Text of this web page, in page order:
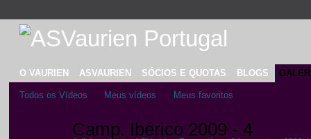
O VAURIEN ASVAURIEN SÓCIOS E QUOTAS BLOGS
Todos os Vídeos Meus vídeos Meus favoritos
Camp. Ibérico 2009 - 4